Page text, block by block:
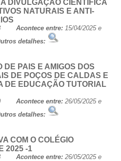
DIVULGAÇÃO CIENTÍFICA
NATURAIS E ANTI-
Acontece entre: 15/04/2025 e
detalhes:
DE PAIS E AMIGOS DOS
DE POÇOS DE CALDAS E
DE EDUCAÇÃO TUTORIAL
Acontece entre: 26/05/2025 e
detalhes:
COM O COLÉGIO
2025 -1
Acontece entre: 26/05/2025 e